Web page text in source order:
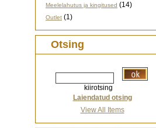
Meelelahutus ja kingitused (14)
Outlet (1)
Otsing
kiirotsing
Laiendatud otsing
View All Items